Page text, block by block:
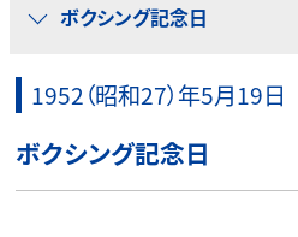
ボクシング記念日
1952（昭和27）年5月19日
ボクシング記念日